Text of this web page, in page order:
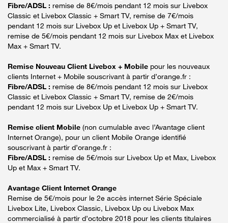
Fibre/ADSL : remise de 8€/mois pendant 12 mois sur Livebox
Classic et Livebox Classic + Smart TV, remise de 7€/mois
pendant 12 mois sur Livebox Up et Livebox Up + Smart TV,
remise de 5€/mois pendant 12 mois sur Livebox Max et Livebox
Max + Smart TV.
Remise Nouveau Client Livebox + Mobile pour les nouveaux
clients Internet + Mobile souscrivant à partir d’orange.fr :
Fibre/ADSL : remise de 8€/mois pendant 12 mois sur Livebox
Classic et Livebox Classic + Smart TV, remise de 2€/mois
pendant 12 mois sur Livebox Up et Livebox Up + Smart TV.
Remise client Mobile (non cumulable avec l’Avantage client
Internet Orange), pour un client Mobile Orange identifié
souscrivant à partir d’orange.fr :
Fibre/ADSL : remise de 5€/mois sur Livebox Up et Max, Livebox
Up et Max + Smart TV.
Avantage Client Internet Orange
Remise de 5€/mois pour le 2e accès internet Série Spéciale
Livebox Lite, Livebox Classic, Livebox Up ou Livebox Max
commercialisé à partir d’octobre 2018 pour les clients titulaires